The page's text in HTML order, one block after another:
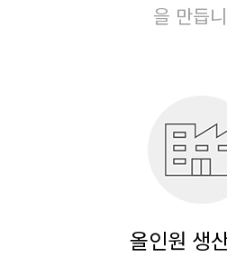
을 만듭
올인원 생